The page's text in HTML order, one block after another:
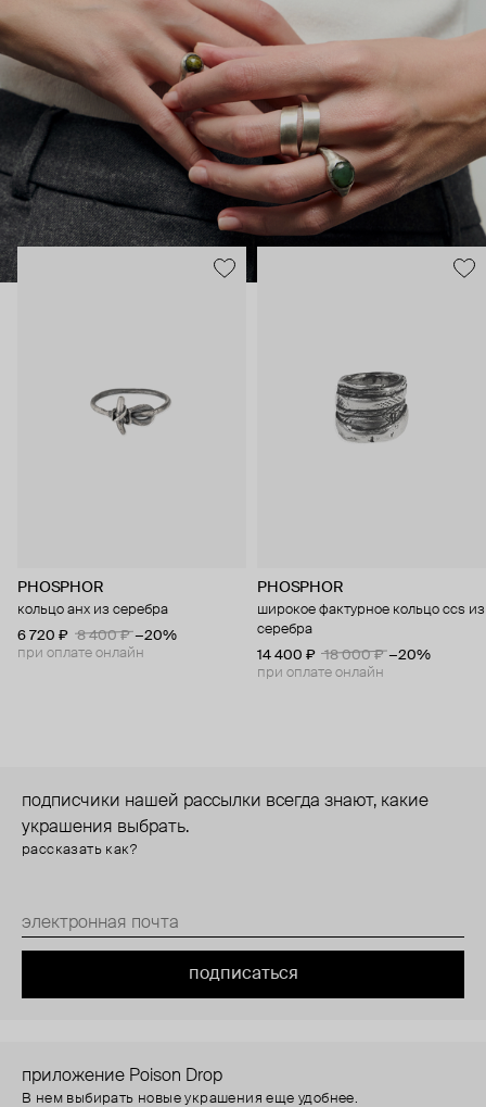
Кольца PHOSPHOR – для любителей тайных смыслов и
значений, они станут хранителями ваших тайн. Авторские
печатки и перстни из оксидированного серебра будто
слеплены вручную, и внутри каждого – отсылки к истории и
искусству с двойным, а то и тройным дном.
PHOSPHOR
кольцо анх из серебра
6 720 ₽
8 400 ₽ −20%
при оплате онлайн
PHOSPHOR
широкое фактурное кольцо ccs из
серебра
14 400 ₽
18 000 ₽ −20%
при оплате онлайн
подписчики нашей рассылки всегда знают, какие
украшения выбрать.
рассказать как?
подписаться
приложение Poison Drop
В нем выбирать новые украшения еще удобнее.